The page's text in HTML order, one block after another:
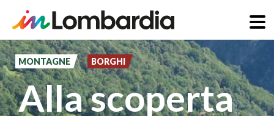
Salta
al
contenuto
principale
MONTAGNE BORGHI
Alla scoperta